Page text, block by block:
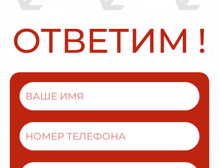
ОТВЕТИМ !